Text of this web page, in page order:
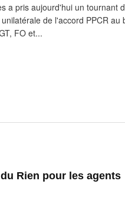
a pris aujourd'hui un tournant
de l'accord PPCR au
FO et...
Rien pour les agents